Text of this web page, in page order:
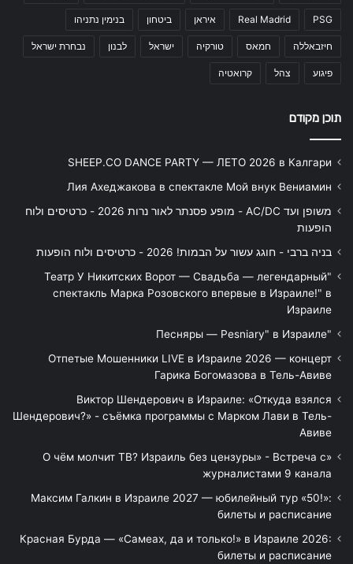
PSG
Real Madrid איראן ביטחון בנימין נתניהו
חיזבאללה חמאס טורקיה ישראל לבנון נבחרת ישראל
פיגוע צהל קרואטיה
תוכן מקודם
SHEEP.CO DANCE PARTY — ЛЕТО 2026 в Калгари
Лия Ахеджакова в спектакле Мой внук Вениамин
משופן ועד AC/DC - מופע פסנתר לאור נרות 2026 - כרטיסים ולוח
הופעות
בניה ברבי - חוגג עשור על הבמות! 2026 - כרטיסים ולוח הופעות
"Театр У Никитских Ворот — Свадьба — легендарный
спектакль Марка Розовского впервые в Израиле!" в
Израиле
"Песняры — Pesniary" в Израиле
Отпетые Мошенники LIVE в Израиле 2026 — концерт
Гарика Богомазова в Тель-Авиве
Виктор Шендерович в Израиле: «Откуда взялся
Шендерович?» - съёмка программы с Марком Лави в Тель-
Авиве
«О чём молчит ТВ? Израиль без цензуры» - Встреча с
журналистами 9 канала
Максим Галкин в Израиле 2027 — юбилейный тур «50!»:
билеты и расписание
Красная Бурда — «Самеах, да и только!» в Израиле 2026:
билеты и расписание